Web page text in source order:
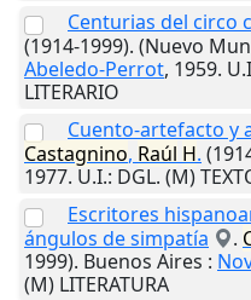
Centurias del circo
(1914-1999). (Nuevo
Abeledo-Perrot, 1959.
LITERARIO
Cuento-artefacto y
Castagnino, Raúl H.
1977. U.I.: DGL. (M)
Escritores
ángulos de simpatía
.
1999). Buenos Aires :
(M) LITERATURA